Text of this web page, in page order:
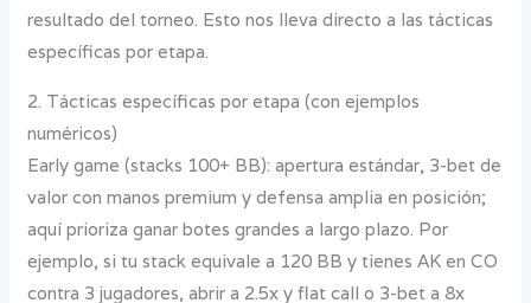
resultado del torneo. Esto nos lleva directo a las tácticas
específicas por etapa.
2. Tácticas específicas por etapa (con ejemplos
numéricos)
Early game (stacks 100+ BB): apertura estándar, 3-bet de
valor con manos premium y defensa amplia en posición;
aquí prioriza ganar botes grandes a largo plazo. Por
ejemplo, si tu stack equivale a 120 BB y tienes AK en CO
contra 3 jugadores, abrir a 2.5x y flat call o 3-bet a 8x